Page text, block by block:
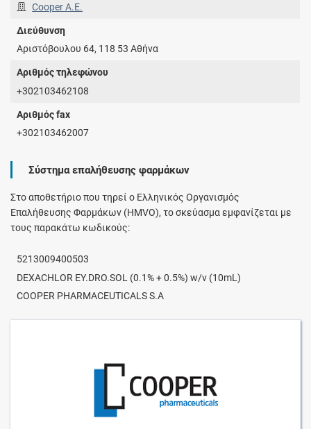
Cooper Α.Ε.
Διεύθυνση
Αριστόβουλου 64, 118 53 Αθήνα
Αριθμός τηλεφώνου
+302103462108
Αριθμός fax
+302103462007
Σύστημα επαλήθευσης φαρμάκων
Στο αποθετήριο που τηρεί ο Ελληνικός Οργανισμός
Επαλήθευσης Φαρμάκων (HMVO), το σκεύασμα εμφανίζεται με
τους παρακάτω κωδικούς:
5213009400503
DEXACHLOR EY.DRO.SOL (0.1% + 0.5%) w/v (10mL)
COOPER PHARMACEUTICALS S.A